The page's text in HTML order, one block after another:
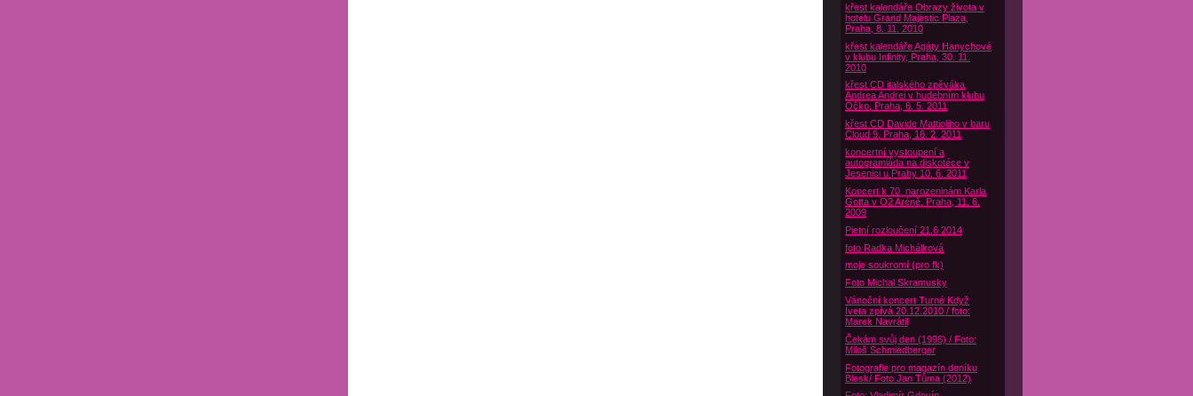
křest kalendáře Obrazy života v
hotelu Grand Majestic Plaza,
Praha, 8. 11. 2010
křest kalendáře Agáty Hanychové
v klubu Infinity, Praha, 30. 11.
2010
křest CD italského zpěváka
Andrea Andrei v hudebním klubu
Óčko, Praha, 6. 5. 2011
křest CD Davide Mattioliho v baru
Cloud 9, Praha, 16. 2. 2011
koncertní vystoupení a
autogramiáda na diskotéce v
Jesenici u Prahy 10. 6. 2011
Koncert k 70. narozeninám Karla
Gotta v O2 Aréně, Praha, 11. 6.
2009
Pietní rozloučení 21.6 2014
foto Radka Michálková
moje soukromí (pro fk)
Foto Michal Skramusky
Vánoční koncert Turné Když
Iveta zpívá 20.12.2010 / foto:
Marek Navrátil
Čekám svůj den (1996) / Foto:
Miloš Schmiedberger
Fotografie pro magazín deníku
Blesk/ Foto Jan Tůma (2012)